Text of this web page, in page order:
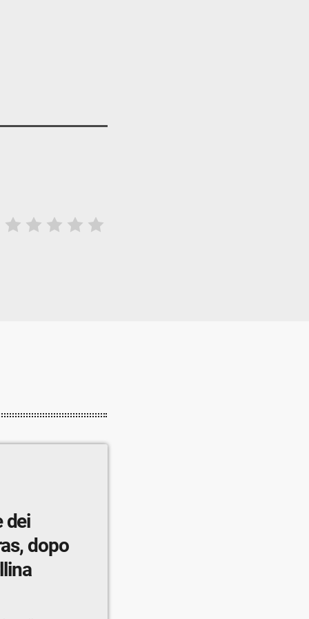
dei
dopo